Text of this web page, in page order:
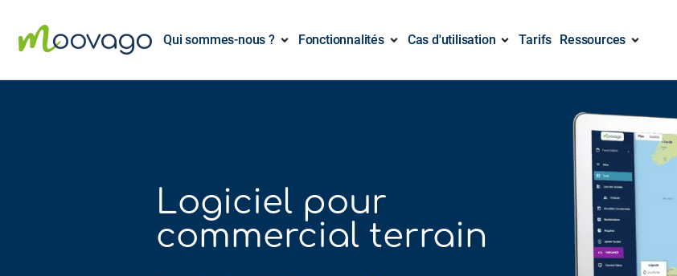
Qui sommes-nous ? Fonctionnalités Cas d'utilisation Tarifs Ressources
Logiciel pour
commercial terrain